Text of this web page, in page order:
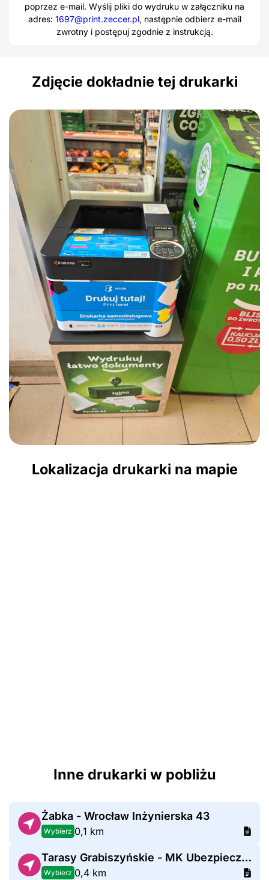
poprzez e-mail. Wyślij pliki do wydruku w załączniku na
adres: 1697@print.zeccer.pl, następnie odbierz e-mail
zwrotny i postępuj zgodnie z instrukcją.
Zdjęcie dokładnie tej drukarki
Lokalizacja drukarki na mapie
Inne drukarki w pobliżu
Żabka - Wrocław Inżynierska 43
Wybierz 0,1 km
Tarasy Grabiszyńskie - MK Ubezpieczenia
Wybierz 0,4 km